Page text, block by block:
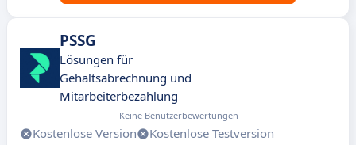
PSSG
Lösungen für
Gehaltsabrechnung und
Mitarbeiterbezahlung
Keine Benutzerbewertungen
Kostenlose Version
Kostenlose Testversion